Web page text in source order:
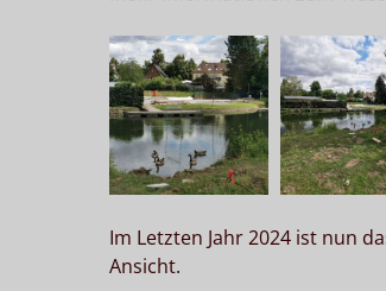
Im Letzten Jahr 2024 ist nun
Ansicht.